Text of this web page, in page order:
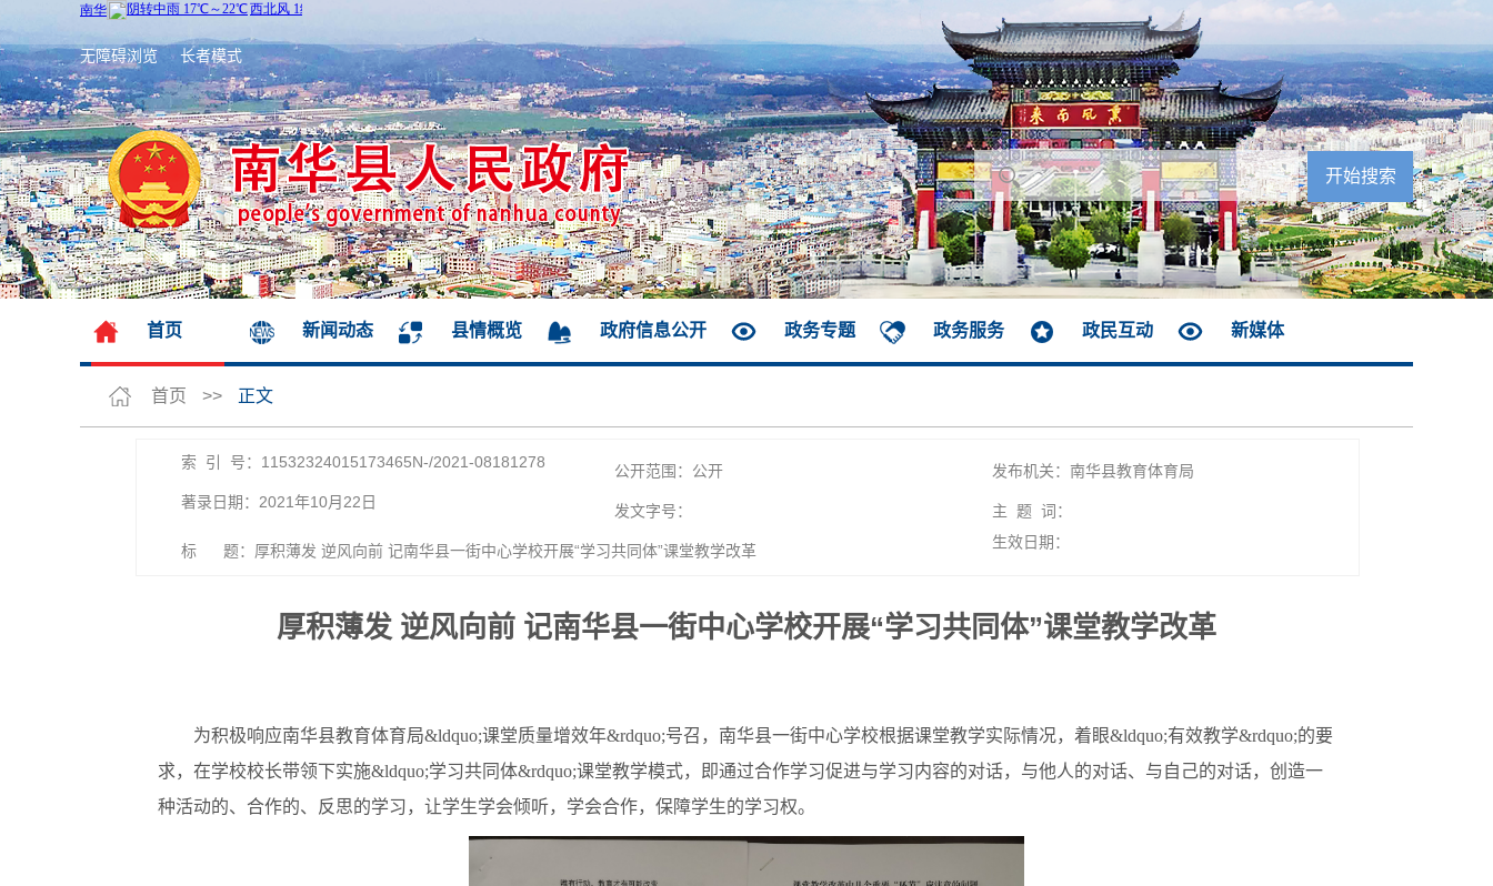
无障碍浏览 长者模式
首页 新闻动态 县情概览 政府信息公开 政务专题 政务服务 政民互动 新媒体
首页 >> 正文
索 引 号：11532324015173465N-/2021-08181278 公开范围：公开
发布机关：南华县教育体育局
著录日期：2021年10月22日
发文字号： 主 题 词：
标 题：厚积薄发 逆风向前 记南华县一街中心学校开展“学习共同体”课堂教学改革 生效日期：
厚积薄发 逆风向前 记南华县一街中心学校开展“学习共同体”课堂教学改革
为积极响应南华县教育体育局&ldquo;课堂质量增效年&rdquo;号召，南华县一街中心学校根据课堂教学实际情况，着眼&ldquo;有效教学&rdquo;的要
求，在学校校长带领下实施&ldquo;学习共同体&rdquo;课堂教学模式，即通过合作学习促进与学习内容的对话，与他人的对话、与自己的对话，创造一
种活动的、合作的、反思的学习，让学生学会倾听，学会合作，保障学生的学习权。